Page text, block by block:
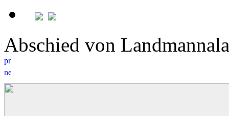
Abschied von